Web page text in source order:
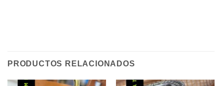
PRODUCTOS RELACIONADOS